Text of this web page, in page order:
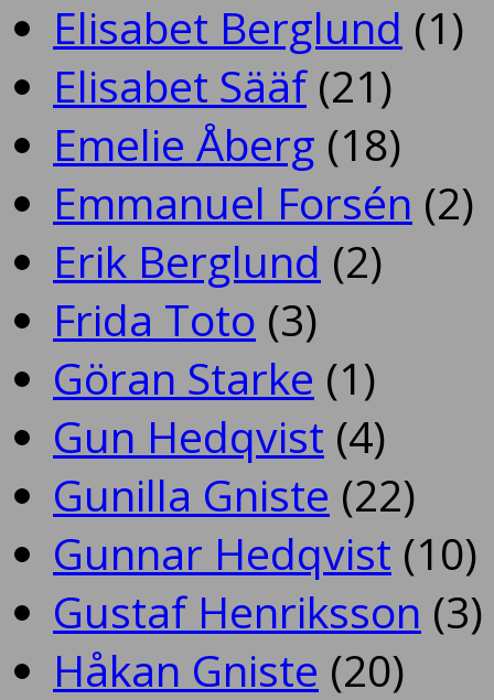
Elisabet Berglund (1)
Elisabet Sääf(21)
Emelie Åberg (18)
Emmanuel Forsén (2)
Erik Berglund (2)
Frida Toto (3)
Göran Starke (1)
Gun Hedqvist (4)
Gunilla Gniste (22)
Gunnar Hedqvist (10)
Gustaf Henriksson (3)
Håkan Gniste (20)